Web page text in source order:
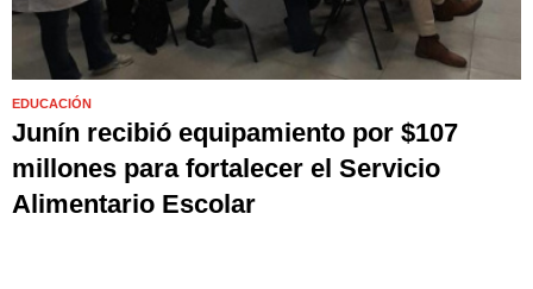
EDUCACIÓN
Junín recibió equipamiento por $107
millones para fortalecer el Servicio
Alimentario Escolar